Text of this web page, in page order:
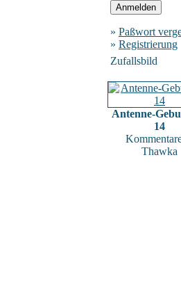
» Paßwort
» Registrierung
Zufallsbild
Antenne-
14
Thawka